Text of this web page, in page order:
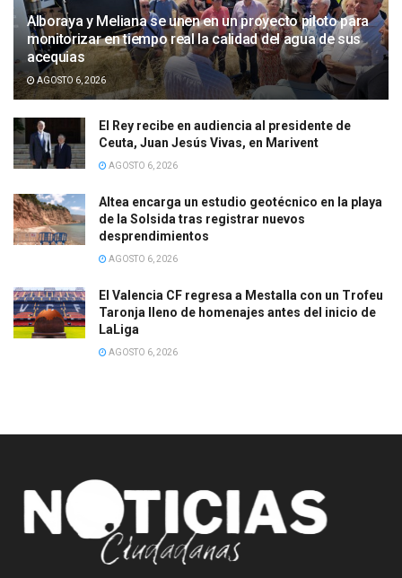
Alboraya y Meliana se unen en un proyecto piloto para
monitorizar en tiempo real la calidad del agua de sus
acequias
AGOSTO 6, 2026
El Rey recibe en audiencia al presidente de
Ceuta, Juan Jesús Vivas, en Marivent
AGOSTO 6, 2026
Altea encarga un estudio geotécnico en la playa
de la Solsida tras registrar nuevos
desprendimientos
AGOSTO 6, 2026
El Valencia CF regresa a Mestalla con un Trofeu
Taronja lleno de homenajes antes del inicio de
LaLiga
AGOSTO 6, 2026